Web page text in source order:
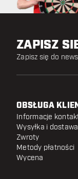
ZAPISZ
Zapisz się do
OBSŁUGA
Informacje
Wysyłka i dostawa
Zwroty
Metody płatności
Wycena